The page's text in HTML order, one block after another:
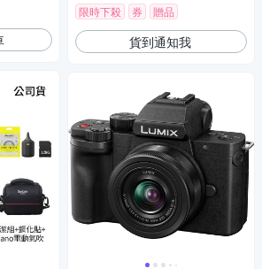
限時下殺 券 贈品
貨到通知我